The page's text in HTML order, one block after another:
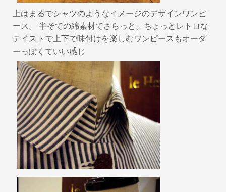
上はまるでシャツのようなイメージのデザインワンピ
ース。 半そでの綿素材でさらっと。ちょっとレトロな
テイストで上下で味付けを楽しむワンピースもオーダ
ーっぽくていい感じ